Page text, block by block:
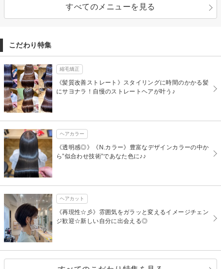
すべてのメニューを見る
こだわり特集
縮毛矯正
《髪質改善ストレート》スタイリングに時間のかかる髪
にサヨナラ！自慢のストレートヘアが叶う♪
ヘアカラー
《透明感◎》《N.カラー》豊富なデザインカラーの中か
ら”似合わせ技術”であなた色に♪♪
ヘアカット
《再現性☆彡》雰囲気をガラッと変えるイメージチェン
ジ歓迎☆新しい自分に出会える◎